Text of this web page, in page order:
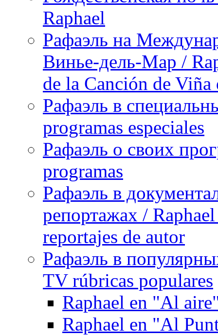
Raphael
Рафаэль на
Винье-дель-Мар /
de la Canción de
Рафаэль в
programas especiales
Рафаэль о своих
programas
Рафаэль в
репортажах /
reportajes de autor
Рафаэль в
TV rúbricas populares
Raphael en "Al
Raphael en "Al